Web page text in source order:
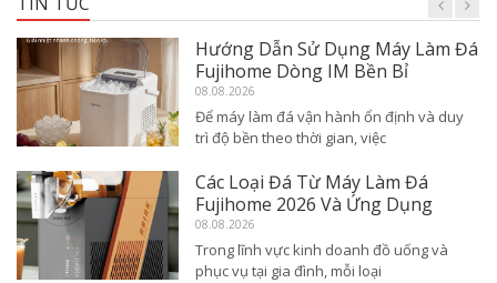
Hướng Dẫn Sử Dụng Máy Làm Đá
Fujihome Dòng IM Bền Bỉ
08.08.2026
Để máy làm đá vận hành ổn định và duy
trì độ bền theo thời gian, việc
Các Loại Đá Từ Máy Làm Đá
Fujihome 2026 Và Ứng Dụng
08.08.2026
Trong lĩnh vực kinh doanh đồ uống và
phục vụ tại gia đình, mỗi loại